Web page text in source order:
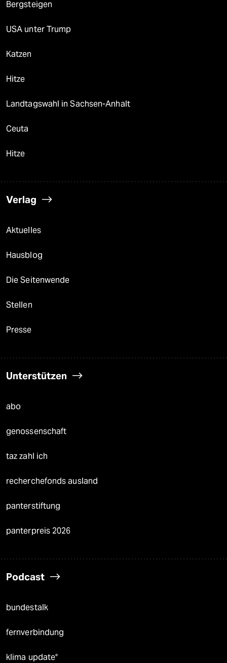
Bergsteigen
USA unter Trump
Katzen
Hitze
Landtagswahl in Sachsen-Anhalt
Ceuta
Hitze
Verlag
Aktuelles
Hausblog
Die Seitenwende
Stellen
Presse
Unterstützen
abo
genossenschaft
taz zahl ich
recherchefonds ausland
panterstiftung
panterpreis 2026
Podcast
bundestalk
fernverbindung
klima update°